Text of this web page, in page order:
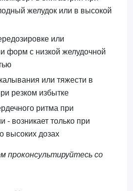
желудок или в высокой
или
форм с низкой желудочной
или тяжести в
резком избытке
ритма при
- возникает только при
высоких дозах
проконсультируйтесь со